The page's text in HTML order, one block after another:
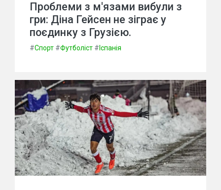
Проблеми з м'язами вибули з
гри: Діна Гейсен не зіграє у
поєдинку з Грузією.
#Спорт #Футболіст # Іспанія